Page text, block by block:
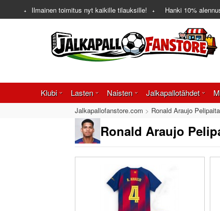
Ilmainen toimitus nyt kaikille tilauksille! Hanki 10%
Klubi Lasten Naisten Jalkapallotähdet
Jalkapallofanstore.com Ronald Araujo Pelipaita
Ronald Araujo